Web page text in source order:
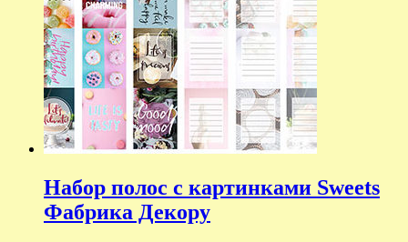
Набор полос с картинками Sweets
Фабрика Декору